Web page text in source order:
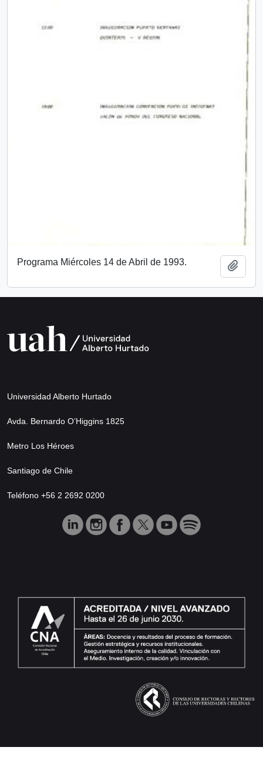
Programa Miércoles 14 de Abril de 1993.
Universidad Alberto Hurtado
Avda. Bernardo O’Higgins 1825
Metro Los Héroes
Santiago de Chile
Teléfono +56 2 2692 0200